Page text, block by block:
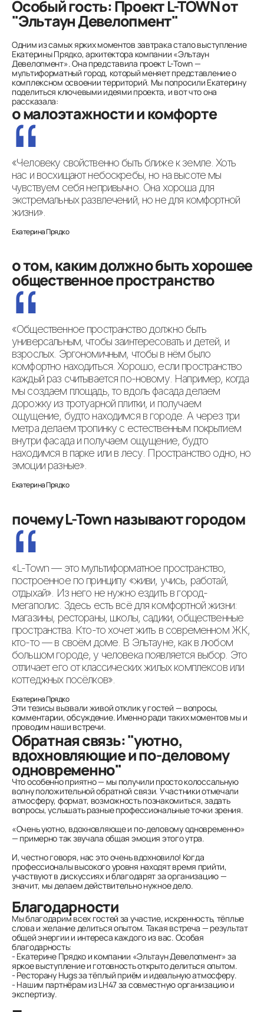
Особый гость: Проект L-TOWN от
"Эльтаун Девелопмент"
Одним из самых ярких моментов завтрака стало выступление
Екатерины Прядко, архитектора компании «Эльтаун
Девелопмент». Она представила проект L-Town —
мультиформатный город, который меняет представление о
комплексном освоении территорий. Мы попросили Екатерину
поделиться ключевыми идеями проекта, и вот что она
рассказала:
о малоэтажности и комфорте
«Человеку свойственно быть ближе к земле. Хоть
нас и восхищают небоскребы, но на высоте мы
чувствуем себя непривычно. Она хороша для
экстремальных развлечений, но не для комфортной
жизни».
о том, каким должно быть хорошее
общественное пространство
«Общественное пространство должно быть
универсальным, чтобы заинтересовать и детей, и
взрослых. Эргономичным, чтобы в нём было
комфортно находиться. Хорошо, если пространство
каждый раз считывается по-новому. Например, когда
мы создаем площадь, то вдоль фасада делаем
дорожку из тротуарной плитки, и получаем
ощущение, будто находимся в городе. А через три
метра делаем тропинку с естественным покрытием
внутри фасада и получаем ощущение, будто
находимся в парке или в лесу. Пространство одно, но
эмоции разные».
почему L-Town называют городом
«L-Town — это мультиформатное пространство,
построенное по принципу «живи, учись, работай,
отдыхай». Из него не нужно ездить в город-
мегаполис. Здесь есть всё для комфортной жизни:
магазины, рестораны, школы, садики, общественные
пространства. Кто-то хочет жить в современном ЖК,
кто-то — в своём доме. В Эльтауне, как в любом
большом городе, у человека появляется выбор. Это
отличает его от классических жилых комплексов или
коттеджных посёлков».
Эти тезисы вызвали живой отклик у гостей — вопросы,
комментарии, обсуждение. Именно ради таких моментов мы и
проводим наши встречи.
Обратная связь: "уютно,
вдохновляющие и по-деловому
одновременно"
Что особенно приятно — мы получили просто колоссальную
волну положительной обратной связи. Участники отмечали
атмосферу, формат, возможность познакомиться, задать
вопросы, услышать разные профессиональные точки зрения.
«Очень уютно, вдохновляюще и по-деловому одновременно»
— примерно так звучала общая эмоция этого утра.
И, честно говоря, нас это очень вдохновило! Когда
профессионалы высокого уровня находят время прийти,
участвуют в дискуссиях и благодарят за организацию —
значит, мы делаем действительно нужное дело.
Благодарности
Мы благодарим всех гостей за участие, искренность, тёплые
слова и желание делиться опытом. Такая встреча — результат
общей энергии и интереса каждого из вас. Особая
благодарность:
- Екатерине Прядко и компании «Эльтаун Девелопмент» за
яркое выступление и готовность открыто делиться опытом.
- Ресторану Hugs за тёплый приём и идеальную атмосферу.
- Нашим партнёрам из LH47 за совместную организацию и
экспертизу.